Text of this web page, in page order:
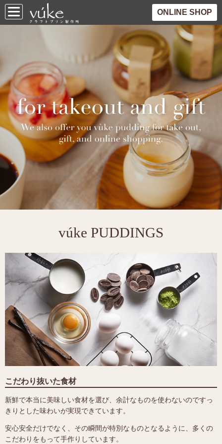
ONLINE SHOP
vúke PUDDINGS
こだわり抜いた食材
新鮮で本当に美味しい食材を選び、余計なものを使わないのですっ
きりとした味わいが実現できています。
安心安全だけでなく、その瞬間が特別なものとなるように、多くの
こだわりをもって手作りしています。